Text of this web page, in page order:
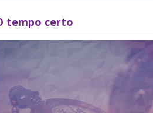
tempo certo